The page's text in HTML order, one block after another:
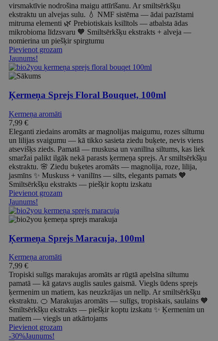
virsmaktīvie nodrošina maigu attīrīšanu. Ar smiltsērkšķu
ekstraktu un alvejas sulu. 💧 NMF sistēma — ādai pazīstami
mitruma elementi 🌿 Prebiotiskais ksilītols — atbalsta ādas
mikrobioma līdzsvaru 🧡 Smiltsērkšķu ekstrakts + alveja —
nomierina un piešķir spirgtumu
Pievienot grozam
Jaunums!
Ķermeņa Sprejs Floral Bouquet, 100ml
Ķermeņa aromāti
7,99 €
Eleganti ziedains aromāts ar magnolijas maigumu, rozes siltumu
un lilijas svaigumu — kā tikko sasieta ziedu buķete, nevis viens
atsevišķs zieds. Pamatā — muskusa un vanilīna siltums, kas liek
smaržai palikt ilgāk nekā parasts ķermeņa sprejs. Ar smiltsērkšķu
ekstraktu. 🌸 Ziedu buķetes aromāts — magnolija, roze, lilija,
jasmīns ✨ Muskuss + vanilīns — silts, elegants pamats 🧡
Smiltsērkšķu ekstrakts — piešķir koptu izskatu
Pievienot grozam
Jaunums!
Ķermeņa Sprejs Maracuja, 100ml
Ķermeņa aromāti
7,99 €
Tropiski sulīgs marakujas aromāts ar rūgtā apelsīna siltumu
pamatā — kā gatavs auglis saules gaismā. Viegls ūdens sprejs
ķermenim un matiem, kas neuzkrājas un nelīp. Ar smiltsērkšķu
ekstraktu. 🍊 Marakujas aromāts — sulīgs, tropiskais, saulains 🧡
Smiltsērkšķu ekstrakts — piešķir koptu izskatu ✨ Ķermenim un
matiem — viegls un atkārtojams
Pievienot grozam
-30%Jaunums!